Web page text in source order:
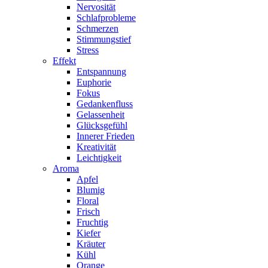
Nervosität
Schlafprobleme
Schmerzen
Stimmungstief
Stress
Effekt
Entspannung
Euphorie
Fokus
Gedankenfluss
Gelassenheit
Glücksgefühl
Innerer Frieden
Kreativität
Leichtigkeit
Aroma
Apfel
Blumig
Floral
Frisch
Fruchtig
Kiefer
Kräuter
Kühl
Orange